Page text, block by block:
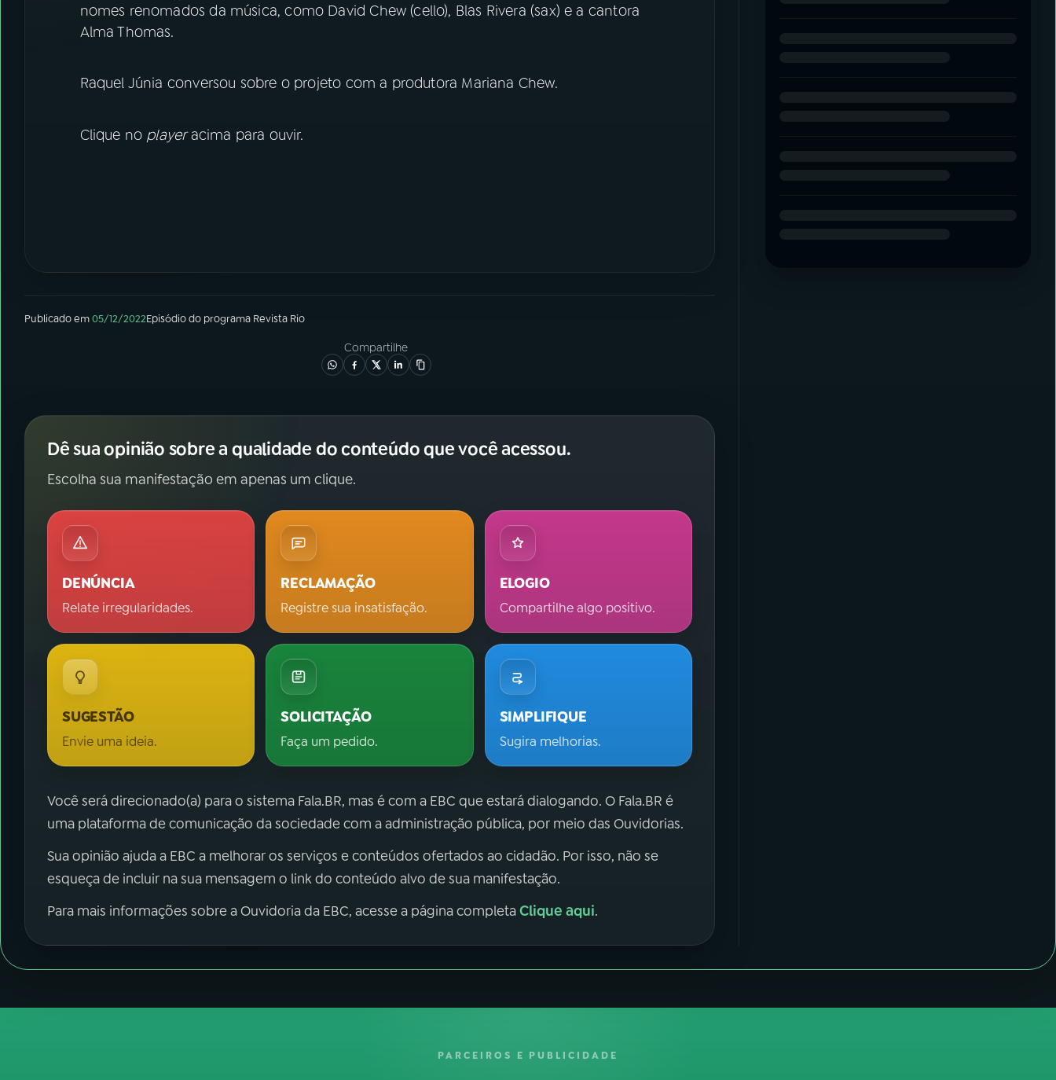
Instagram X
nomes renomados da música, como David Chew (cello), Blas Rivera (sax) e a cantora
Alma Thomas.
Raquel Júnia conversou sobre o projeto com a produtora Mariana Chew.
Clique no playeracima para ouvir.
Publicado em05/12/2022Episódiodo programa Revista Rio
Compartilhe
Dê sua opinião sobre a qualidade do conteúdo que você acessou.
Escolha sua manifestação em apenas um clique.
DENÚNCIA
Relate irregularidades.
RECLAMAÇÃO
Registre sua insatisfação.
ELOGIO
Compartilhe algo positivo.
SUGESTÃO
Envie uma ideia.
SOLICITAÇÃO
Faça um pedido.
SIMPLIFIQUE
Sugira melhorias.
Você será direcionado(a) para o sistema Fala.BR, mas é com a EBC que estará dialogando. O Fala.BR é
uma plataforma de comunicação da sociedade com a administração pública, por meio das Ouvidorias.
Sua opinião ajuda a EBC a melhorar os serviços e conteúdos ofertados ao cidadão. Por isso, não se
esqueça de incluir na sua mensagem o link do conteúdo alvo de sua manifestação.
Para mais informações sobre a Ouvidoria da EBC, acesse a página completaClique aqui.
PARCEIROS E PUBLICIDADE